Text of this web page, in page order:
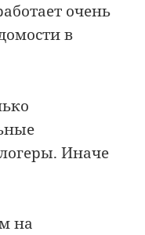
очень
в
Иначе
на